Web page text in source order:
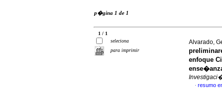
p�gina 1 de 1
1 / 1
seleciona
para imprimir
Alvarado,
enfoque
· resumo